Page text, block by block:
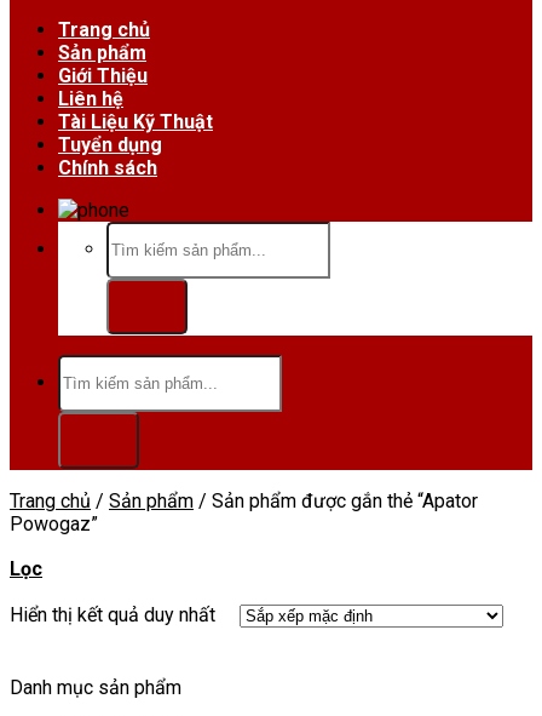
Trang chủ
Sản phẩm
Giới Thiệu
Liên hệ
Tài Liệu Kỹ Thuật
Tuyển dụng
Chính sách
Tìm
kiếm:
Tìm
kiếm:
Trang chủ / Sản phẩm / Sản phẩm được gắn thẻ “Apator
Powogaz”
Lọc
Hiển thị kết quả duy nhất
Danh mục sản phẩm